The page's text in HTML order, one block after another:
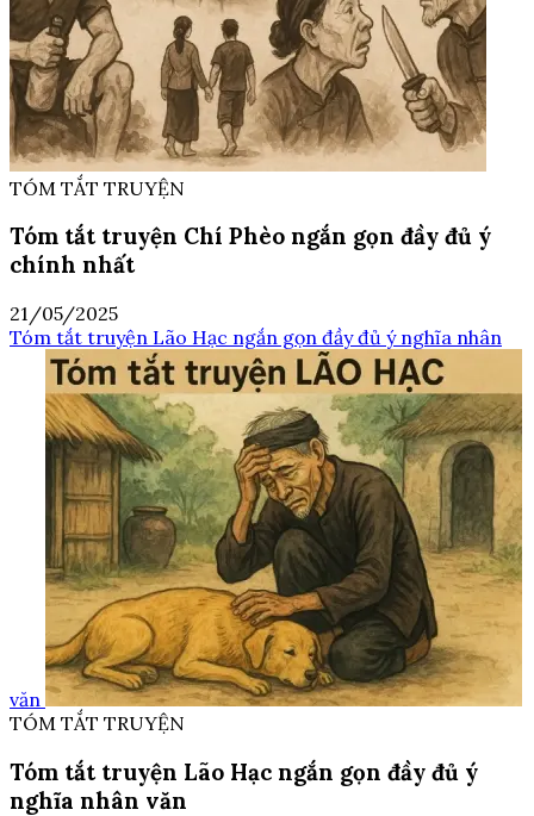
TÓM TẮT TRUYỆN
Tóm tắt truyện Chí Phèo ngắn gọn đầy đủ ý
chính nhất
21/05/2025
Tóm tắt truyện Lão Hạc ngắn gọn đầy đủ ý nghĩa nhân
văn
TÓM TẮT TRUYỆN
Tóm tắt truyện Lão Hạc ngắn gọn đầy đủ ý
nghĩa nhân văn